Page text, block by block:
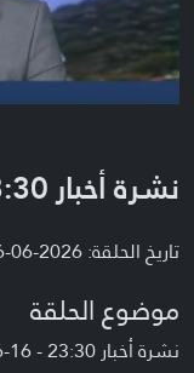
نشرة أخبار 23:30
تاريخ الحلقة: 2026-06-16
موضوع الحلقة
نشرة أخبار 23:30 - 16-06-2026